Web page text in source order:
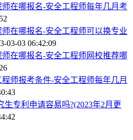
在哪报名-安全工程师每年几月考
在哪报名-安全工程师可以换专业
03-03 06:42:09
在哪报名-安全工程师网校推荐哪
师报考条件-安全工程师每年几月
专利申请容易吗?(2023年2月更